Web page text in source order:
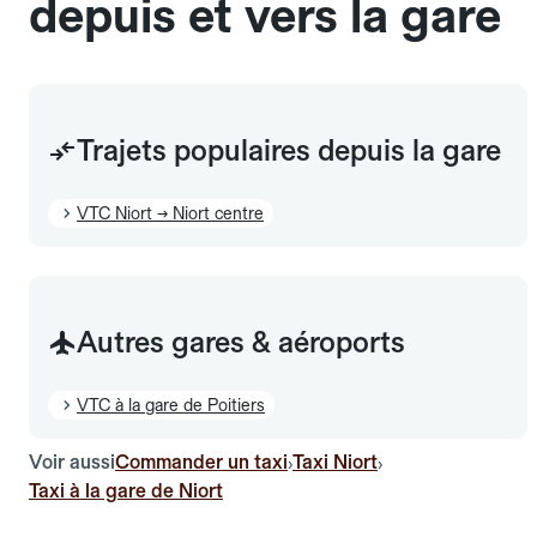
depuis et vers la gare
Trajets populaires depuis la gare
VTC Niort → Niort centre
Autres gares & aéroports
VTC à la gare de Poitiers
Voir aussiCommander un taxi›Taxi Niort›
Taxi à la gare de Niort